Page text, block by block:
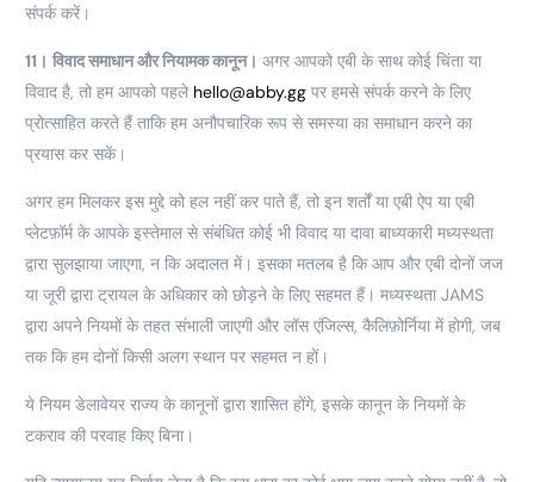
संपर्क करें।
11। विवाद समाधान और नियामक कानून। अगर आपको एबी के साथ कोई चिंता या
विवाद है, तो हम आपको पहले hello@abby.gg पर हमसे संपर्क करने के लिए
प्रोत्साहित करते हैं ताकि हम अनौपचारिक रूप से समस्या का समाधान करने का
प्रयास कर सकें।
अगर हम मिलकर इस मुद्दे को हल नहीं कर पाते हैं, तो इन शर्तों या एबी ऐप या एबी
प्लेटफ़ॉर्म के आपके इस्तेमाल से संबंधित कोई भी विवाद या दावा बाध्यकारी मध्यस्थता
द्वारा सुलझाया जाएगा, न कि अदालत में। इसका मतलब है कि आप और एबी दोनों जज
या जूरी द्वारा ट्रायल के अधिकार को छोड़ने के लिए सहमत हैं। मध्यस्थता JAMS
द्वारा अपने नियमों के तहत संभाली जाएगी और लॉस एंजिल्स, कैलिफ़ोर्निया में होगी, जब
तक कि हम दोनों किसी अलग स्थान पर सहमत न हों।
ये नियम डेलावेयर राज्य के कानूनों द्वारा शासित होंगे, इसके कानून के नियमों के
टकराव की परवाह किए बिना।